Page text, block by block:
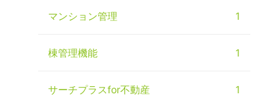
マンション管理 1
棟管理機能 1
サーチプラスfor不動産 1